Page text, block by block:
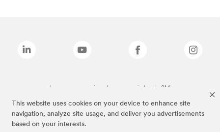
This website uses cookies on your device to enhance site
navigation, analyze site usage, and deliver you advertisements
based on your interests.
Las marcas mencionadas son propiedad de 3M